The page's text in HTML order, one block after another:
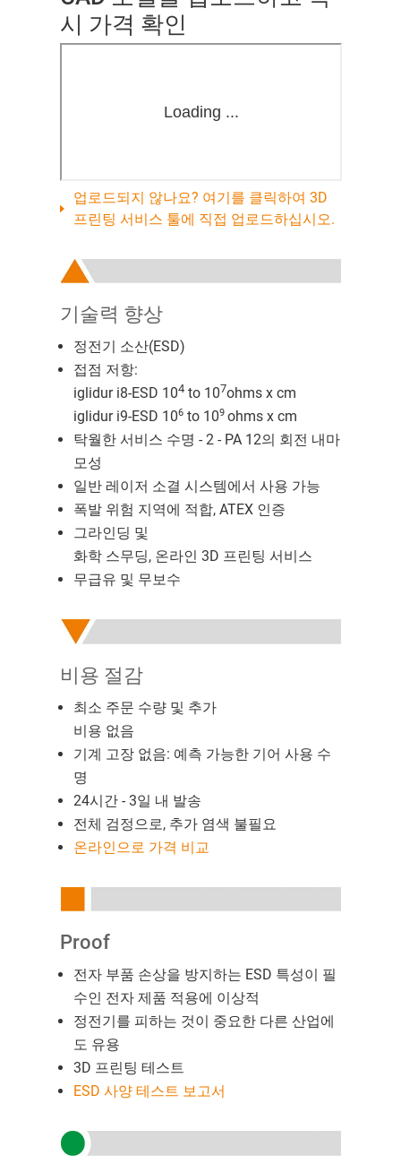
시 가격 확인
업로드되지 않나요? 여기를 클릭하여 3D
프린팅 서비스 툴에 직접 업로드하십시오.
기술력 향상
정전기 소산(ESD)
접점 저항:
iglidur i8-ESD 104to 107ohms x cm
iglidur i9-ESD 106to 109 ohms x cm
탁월한 서비스 수명 - 2 - PA 12의 회전 내마
모성
일반 레이저 소결 시스템에서 사용 가능
폭발 위험 지역에 적합, ATEX 인증
그라인딩 및
화학 스무딩, 온라인 3D 프린팅 서비스
무급유 및 무보수
비용 절감
최소 주문 수량 및 추가
비용 없음
기계 고장 없음: 예측 가능한 기어 사용 수
명
24시간 - 3일 내 발송
전체 검정으로, 추가 염색 불필요
온라인으로 가격 비교
Proof
전자 부품 손상을 방지하는 ESD 특성이 필
수인 전자 제품 적용에 이상적
정전기를 피하는 것이 중요한 다른 산업에
도 유용
3D 프린팅 테스트
ESD 사양 테스트 보고서